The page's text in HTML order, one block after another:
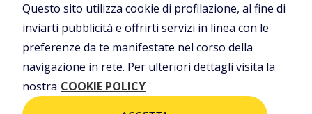
Sede Legale
Piazzale Enrico Mattei, 1 00144 Roma
Sedi secondarie
Via Emilia, 1 e Piazza Ezio Vanoni,1 20097 San Donato Milanese (MI)
Questo sito utilizza cookie di profilazione, al fine di
inviarti pubblicità e offrirti servizi in linea con le
preferenze da te manifestate nel corso della
navigazione in rete. Per ulteriori dettagli visita la
nostra COOKIE POLICY